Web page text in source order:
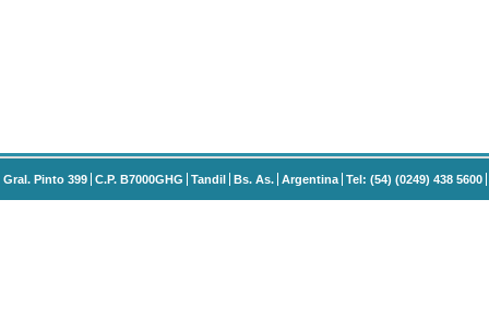
Gral. Pinto 399 C.P. B7000GHG Tandil Bs. As. Argentina Tel: (54) (0249) 438 5600